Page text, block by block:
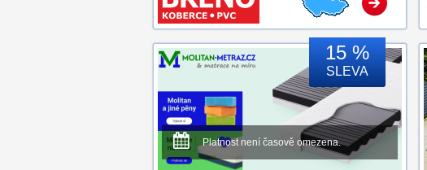
15 %
SLEVA
Platnost není časově omezena.